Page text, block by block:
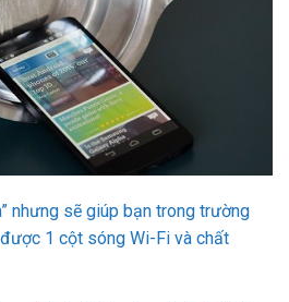
nhưng sẽ giúp bạn trong trường
1 cột sóng Wi-Fi và chất